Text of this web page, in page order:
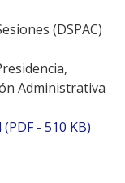
(DSPAC)
Administrativa
- 510 KB)